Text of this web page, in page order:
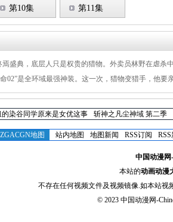
第10集 第11集
焉盛典，底层人只是权贵的猎物。外卖员林野在虐
是全环域最强神装。这一次，猎物变猎手，他要
染谷同学原来是女优这事 斩神之凡尘神域 第二季
ZGACGN地图 站内地图 地图新闻 RSS订阅
中国动漫网
本站的动画动漫
不存在任何视频文件及视频镜像.如本站视
© 2023 中国动漫网-